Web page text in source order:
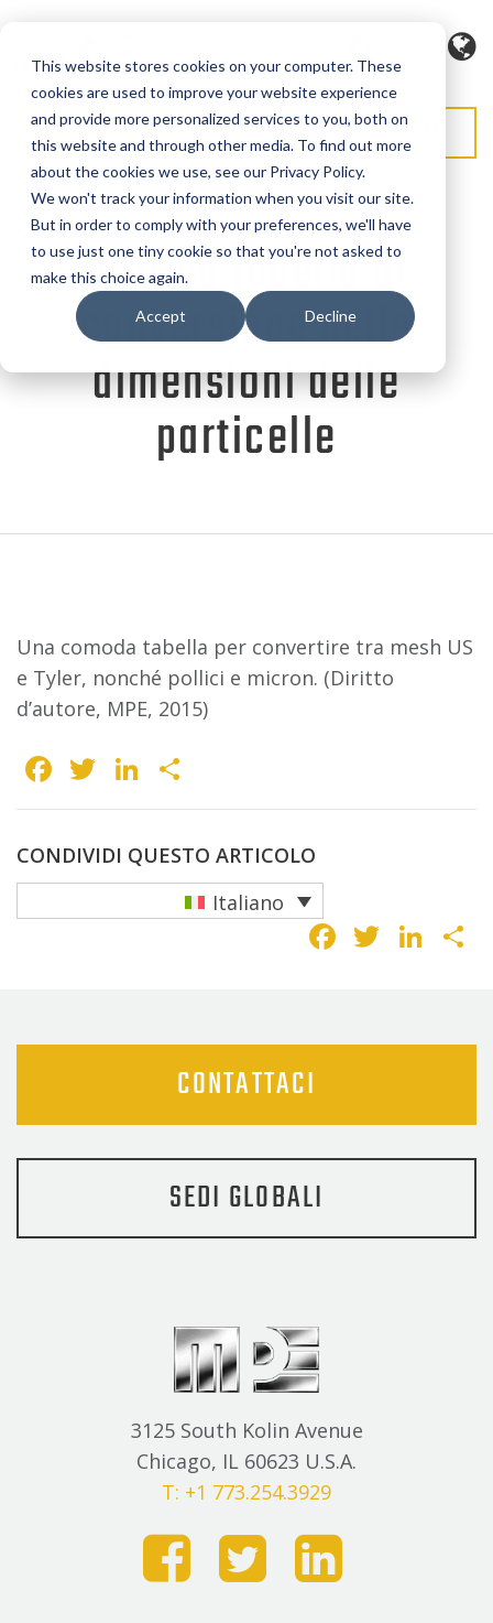
This website stores cookies on your computer. These
cookies are used to improve your website experience
and provide more personalized services to you, both on
this website and through other media. To find out more
about the cookies we use, see our Privacy Policy.
We won't track your information when you visit our site.
But in order to comply with your preferences, we'll have
to use just one tiny cookie so that you're not asked to
make this choice again.
Accept Decline
RICHIEDI PREVENTIVO RICHIEDI ASSISTENZA
Pratica tabella di
conversione delle
dimensioni delle
particelle
Una comoda tabella per convertire tra mesh US
e Tyler, nonché pollici e micron. (Diritto
d’autore, MPE, 2015)
Facebook
TwitterLinkedIn
CONDIVIDI QUESTO ARTICOLO
Italiano
CONTATTACI
SEDI GLOBALI
3125 South Kolin Avenue
Chicago, IL 60623 U.S.A.
T: +1 773.254.3929